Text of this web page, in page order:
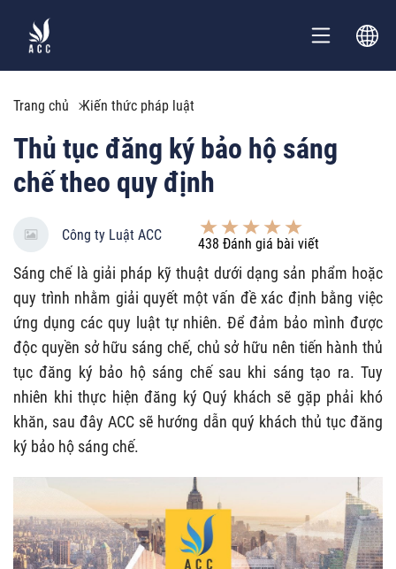
Trang chủ Kiến thức pháp luật
Thủ tục đăng ký bảo hộ sáng
chế theo quy định
Công ty Luật ACC
438 Đánh giá bài viết
Sáng chế là giải pháp kỹ thuật dưới dạng sản phẩm hoặc
quy trình nhằm giải quyết một vấn đề xác định bằng việc
ứng dụng các quy luật tự nhiên. Để đảm bảo mình được
độc quyền sở hữu sáng chế, chủ sở hữu nên tiến hành thủ
tục đăng ký bảo hộ sáng chế sau khi sáng tạo ra. Tuy
nhiên khi thực hiện đăng ký Quý khách sẽ gặp phải khó
khăn, sau đây ACC sẽ hướng dẫn quý khách thủ tục đăng
ký bảo hộ sáng chế.